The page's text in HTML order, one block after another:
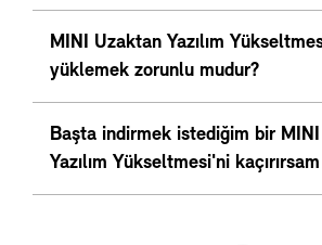
MINI Uzaktan Yazılım
yüklemek zorunlu mudur?
Başta indirmek istediğim bir
Yazılım Yükseltmesi'ni